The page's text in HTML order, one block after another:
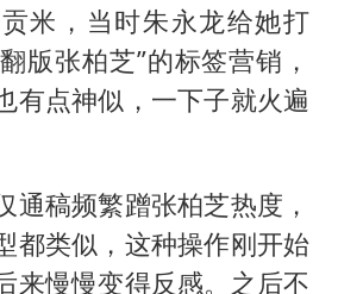
米，当时朱永龙给她打
版张柏芝”的标签营销，
有点神似，一下子就火遍
通稿频繁蹭张柏芝热度，
都类似，这种操作刚开始
来慢慢变得反感。之后不